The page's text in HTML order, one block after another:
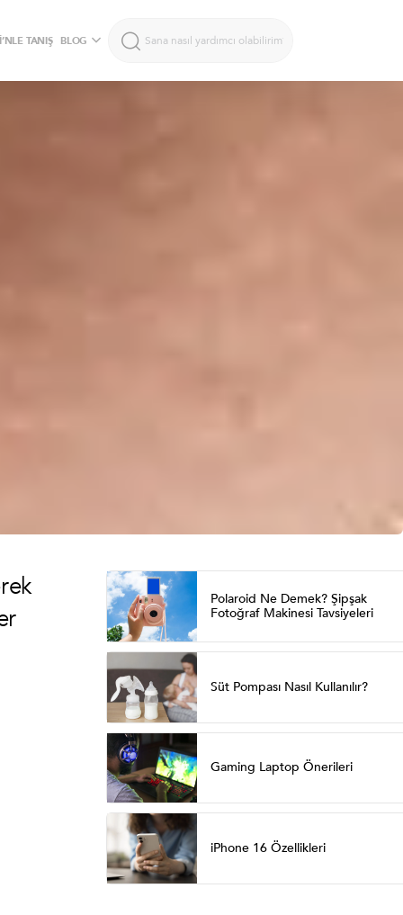
TANIŞ BLOG
Polaroid Ne Demek? Şipşak
Fotoğraf Makinesi Tavsiyeleri
Süt Pompası Nasıl Kullanılır?
Gaming Laptop Önerileri
iPhone 16 Özellikleri